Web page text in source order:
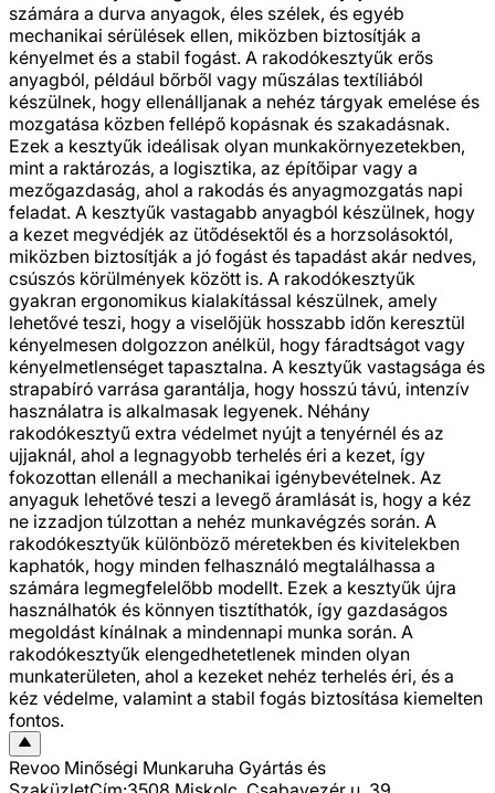
számára a durva anyagok, éles szélek, és egyéb
mechanikai sérülések ellen, miközben biztosítják a
kényelmet és a stabil fogást. A rakodókesztyűk erős
anyagból, például bőrből vagy műszálas textíliából
készülnek, hogy ellenálljanak a nehéz tárgyak emelése és
mozgatása közben fellépő kopásnak és szakadásnak.
Ezek a kesztyűk ideálisak olyan munkakörnyezetekben,
mint a raktározás, a logisztika, az építőipar vagy a
mezőgazdaság, ahol a rakodás és anyagmozgatás napi
feladat. A kesztyűk vastagabb anyagból készülnek, hogy
a kezet megvédjék az ütődésektől és a horzsolásoktól,
miközben biztosítják a jó fogást és tapadást akár nedves,
csúszós körülmények között is. A rakodókesztyűk
gyakran ergonomikus kialakítással készülnek, amely
lehetővé teszi, hogy a viselőjük hosszabb időn keresztül
kényelmesen dolgozzon anélkül, hogy fáradtságot vagy
kényelmetlenséget tapasztalna. A kesztyűk vastagsága és
strapabíró varrása garantálja, hogy hosszú távú, intenzív
használatra is alkalmasak legyenek. Néhány
rakodókesztyű extra védelmet nyújt a tenyérnél és az
ujjaknál, ahol a legnagyobb terhelés éri a kezet, így
fokozottan ellenáll a mechanikai igénybevételnek. Az
anyaguk lehetővé teszi a levegő áramlását is, hogy a kéz
ne izzadjon túlzottan a nehéz munkavégzés során. A
rakodókesztyűk különböző méretekben és kivitelekben
kaphatók, hogy minden felhasználó megtalálhassa a
számára legmegfelelőbb modellt. Ezek a kesztyűk újra
használhatók és könnyen tisztíthatók, így gazdaságos
megoldást kínálnak a mindennapi munka során. A
rakodókesztyűk elengedhetetlenek minden olyan
munkaterületen, ahol a kezeket nehéz terhelés éri, és a
kéz védelme, valamint a stabil fogás biztosítása kiemelten
fontos.
Revoo Minőségi Munkaruha Gyártás és